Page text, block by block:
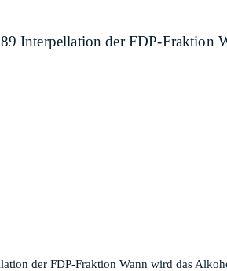
Interpellation der FDP-
der FDP-Fraktion Wann wird das